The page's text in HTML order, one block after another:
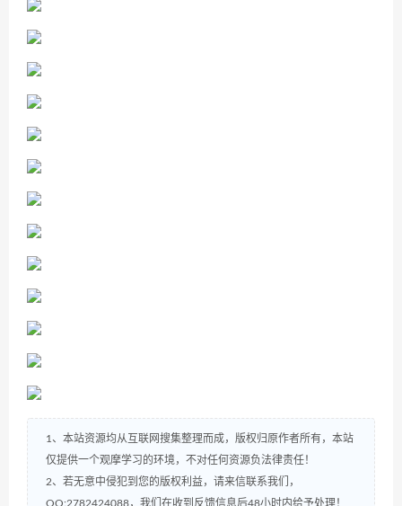
1、本站资源均从互联网搜集整理而成，版权归原作者所有，本站
仅提供一个观摩学习的环境，不对任何资源负法律责任！
2、若无意中侵犯到您的版权利益，请来信联系我们，
QQ:2782424088，我们在收到反馈信息后48小时内给予处理！